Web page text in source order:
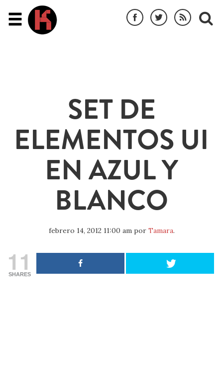
SET DE
ELEMENTOS UI
EN AZUL Y
BLANCO
febrero 14, 2012 11:00 ampor Tamara.
11
SHARES